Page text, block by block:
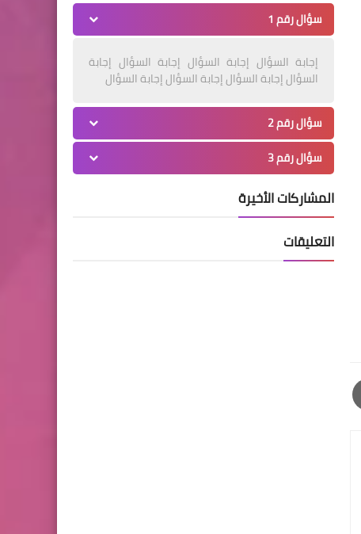
سؤال رقم 1
إجابة السؤال إجابة السؤال إجابة السؤال إجابة
السؤال إجابة السؤال إجابة السؤال إجابة السؤال
سؤال رقم 2
سؤال رقم 3
المشاركات الأخيرة
التعليقات